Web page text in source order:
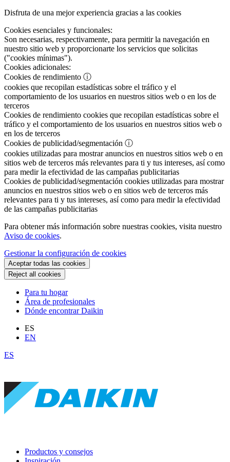
Disfruta de una mejor experiencia gracias a las cookies
Cookies esenciales y funcionales:
Son necesarias, respectivamente, para permitir la navegación en
nuestro sitio web y proporcionarte los servicios que solicitas
("cookies mínimas").
Cookies adicionales:
Cookies de rendimiento ⓘ
cookies que recopilan estadísticas sobre el tráfico y el
comportamiento de los usuarios en nuestros sitios web o en los de
terceros
Cookies de rendimiento cookies que recopilan estadísticas sobre el
tráfico y el comportamiento de los usuarios en nuestros sitios web o
en los de terceros
Cookies de publicidad/segmentación ⓘ
cookies utilizadas para mostrar anuncios en nuestros sitios web o en
sitios web de terceros más relevantes para ti y tus intereses, así como
para medir la efectividad de las campañas publicitarias
Cookies de publicidad/segmentación cookies utilizadas para mostrar
anuncios en nuestros sitios web o en sitios web de terceros más
relevantes para ti y tus intereses, así como para medir la efectividad
de las campañas publicitarias
Para obtener más información sobre nuestras cookies, visita nuestro
Aviso de cookies.
Gestionar la configuración de cookies
Aceptar todas las cookies
Reject all cookies
Para tu hogar
Área de profesionales
Dónde encontrar Daikin
ES
EN
ES
Productos y consejos